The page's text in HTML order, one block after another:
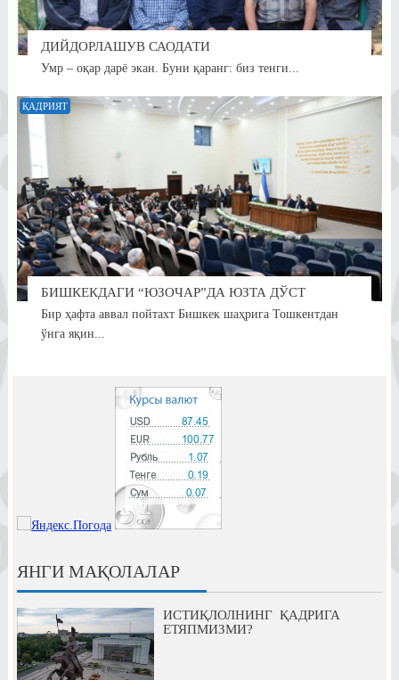
ДИЙДОРЛАШУВ САОДАТИ
Умр – оқар дарё экан. Буни қаранг: биз тенги...
ҚАДРИЯТ
БИШКЕКДАГИ “ЮЗОЧАР”ДА ЮЗТА ДЎСТ
Бир ҳафта аввал пойтахт Бишкек шаҳрига Тошкентдан
ўнга яқин...
ЯНГИ МАҚОЛАЛАР
ИСТИҚЛОЛНИНГ ҚАДРИГА
ЕТЯПМИЗМИ?